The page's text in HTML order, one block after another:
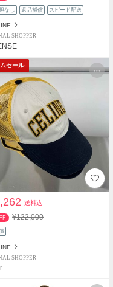
なし 返品補償 スピード配送
SHOPPER
セール
送料込
¥122,000
SHOPPER